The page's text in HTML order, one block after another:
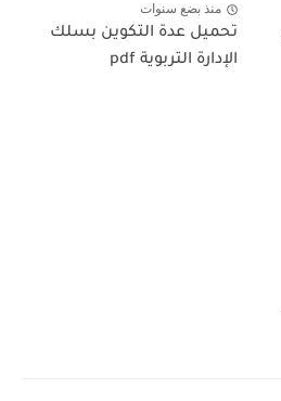
منذ بضع سنوات
تحميل عدة التكوين بسلك
الإدارة التربوية pdf